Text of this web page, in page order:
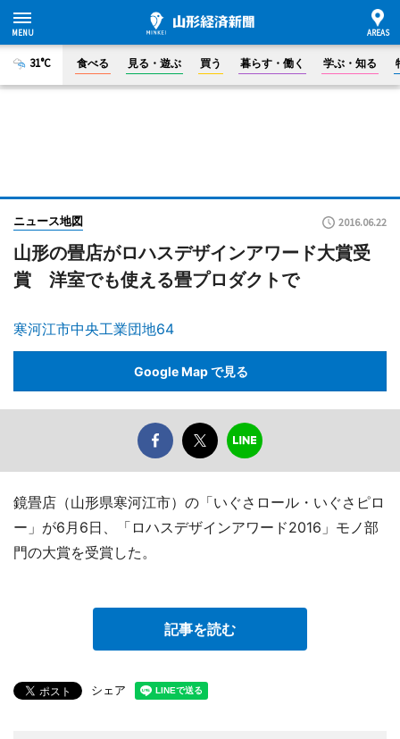
31°C 食べる 見る・遊ぶ 買う 暮らす・働く 学ぶ・知る
ニュース地図 2016.06.22
山形の畳店がロハスデザインアワード大賞受
賞 洋室でも使える畳プロダクトで
寒河江市中央工業団地64
Google Map で見る
鏡畳店（山形県寒河江市）の「いぐさロール・いぐさピロ
ー」が6月6日、「ロハスデザインアワード2016」モノ部
門の大賞を受賞した。
記事を読む
シェア